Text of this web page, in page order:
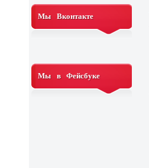
Мы Вконтакте
Мы в Фейсбуке